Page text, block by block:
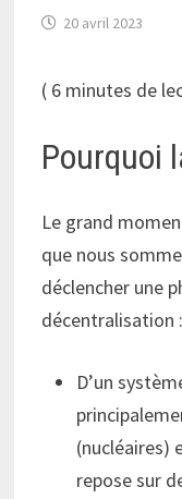
20 avril 2023
( 6 minutes de
Pourquoi
Le grand
que nous
déclencher une
décentralisation :
D’un
(nucléaires)
repose sur